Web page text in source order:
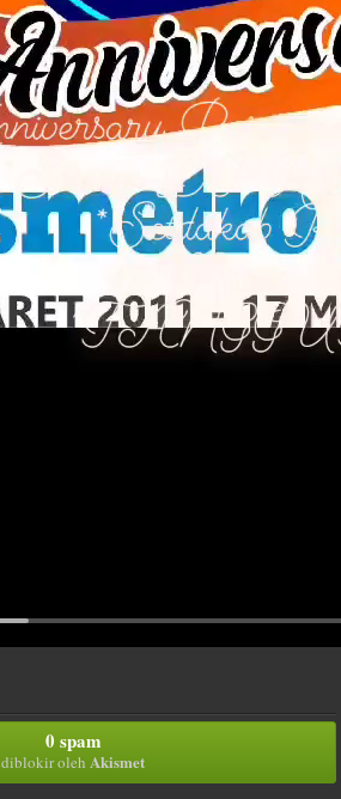
0 spam
diblokir oleh Akismet